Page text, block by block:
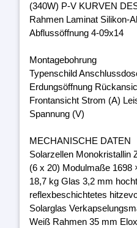
(340W) P-V KURVEN
Rahmen Laminat Silikon-
Abflussöffnung 4-09x14
Montagebohrung
Typenschild
Erdungsöffnung
Frontansicht Strom (A)
Spannung (V)
MECHANISCHE DATEN
Solarzellen Monokristallin
(6 x 20) Modulmaße
18,7 kg Glas 3,2 mm
reflexbeschichtetes
Solarglas
Weiß Rahmen 35 mm